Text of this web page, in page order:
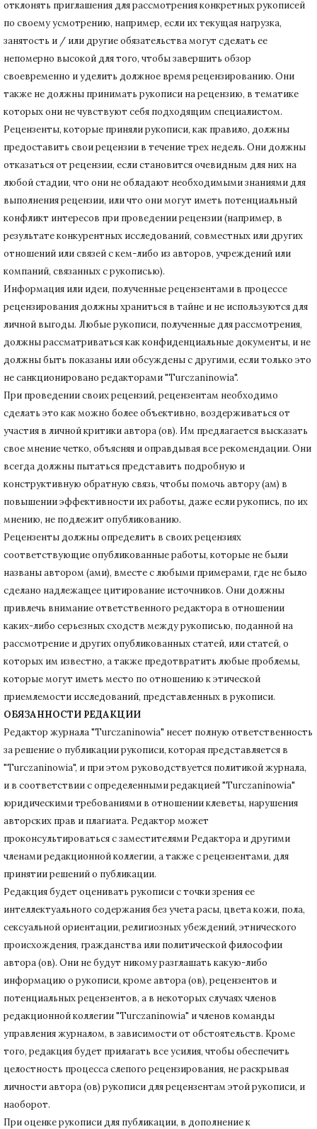
отклонять приглашения для рассмотрения конкретных рукописей
по своему усмотрению, например, если их текущая нагрузка,
занятость и / или другие обязательства могут сделать ее
непомерно высокой для того, чтобы завершить обзор
своевременно и уделить должное время рецензированию. Они
также не должны принимать рукописи на рецензию, в тематике
которых они не чувствуют себя подходящим специалистом.
Рецензенты, которые приняли рукописи, как правило, должны
предоставить свои рецензии в течение трех недель. Они должны
отказаться от рецензии, если становится очевидным для них на
любой стадии, что они не обладают необходимыми знаниями для
выполнения рецензии, или что они могут иметь потенциальный
конфликт интересов при проведении рецензии (например, в
результате конкурентных исследований, совместных или других
отношений или связей с кем-либо из авторов, учреждений или
компаний, связанных с рукописью).
Информация или идеи, полученные рецензентами в процессе
рецензирования должны храниться в тайне и не используются для
личной выгоды. Любые рукописи, полученные для рассмотрения,
должны рассматриваться как конфиденциальные документы, и не
должны быть показаны или обсуждены с другими, если только это
не санкционировано редакторами "Turczaninowia".
При проведении своих рецензий, рецензентам необходимо
сделать это как можно более объективно, воздерживаться от
участия в личной критики автора (ов). Им предлагается высказать
свое мнение четко, объясняя и оправдывая все рекомендации. Они
всегда должны пытаться представить подробную и
конструктивную обратную связь, чтобы помочь автору (ам) в
повышении эффективности их работы, даже если рукопись, по их
мнению, не подлежит опубликованию.
Рецензенты должны определить в своих рецензиях
соответствующие опубликованные работы, которые не были
названы автором (ами), вместе с любыми примерами, где не было
сделано надлежащее цитирование источников. Они должны
привлечь внимание ответственного редактора в отношении
каких-либо серьезных сходств между рукописью, поданной на
рассмотрение и других опубликованных статей, или статей, о
которых им известно, а также предотвратить любые проблемы,
которые могут иметь место по отношению к этической
приемлемости исследований, представленных в рукописи.
ОБЯЗАННОСТИ РЕДАКЦИИ
Редактор журнала "Turczaninowia" несет полную ответственность
за решение о публикации рукописи, которая представляется в
"Turczaninowia", и при этом руководствуется политикой журнала,
и в соответствии с определенными редакцией "Turczaninowia"
юридическими требованиями в отношении клеветы, нарушения
авторских прав и плагиата. Редактор может
проконсультироваться с заместителями Редактора и другими
членами редакционной коллегии, а также с рецензентами, для
принятии решений о публикации.
Редакция будет оценивать рукописи с точки зрения ее
интеллектуального содержания без учета расы, цвета кожи, пола,
сексуальной ориентации, религиозных убеждений, этнического
происхождения, гражданства или политической философии
автора (ов). Они не будут никому разглашать какую-либо
информацию о рукописи, кроме автора (ов), рецензентов и
потенциальных рецензентов, а в некоторых случаях членов
редакционной коллегии "Turczaninowia" и членов команды
управления журналом, в зависимости от обстоятельств. Кроме
того, редакция будет прилагать все усилия, чтобы обеспечить
целостность процесса слепого рецензирования, не раскрывая
личности автора (ов) рукописи для рецензентам этой рукописи, и
наоборот.
При оценке рукописи для публикации, в дополнение к